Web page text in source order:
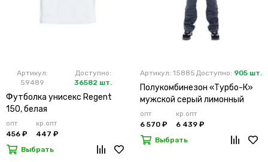
Артикул:
59489
Доступно:
36582 шт.
Футболка унисекс Regent
150, белая
опт
456 ₽
кр.опт
447 ₽
Выбрать
Артикул: 15885 Доступно: 905 шт.
Полукомбинезон «Турбо-К»
мужской серый лимонный
опт
6 570 ₽
кр.опт
6 439 ₽
Выбрать